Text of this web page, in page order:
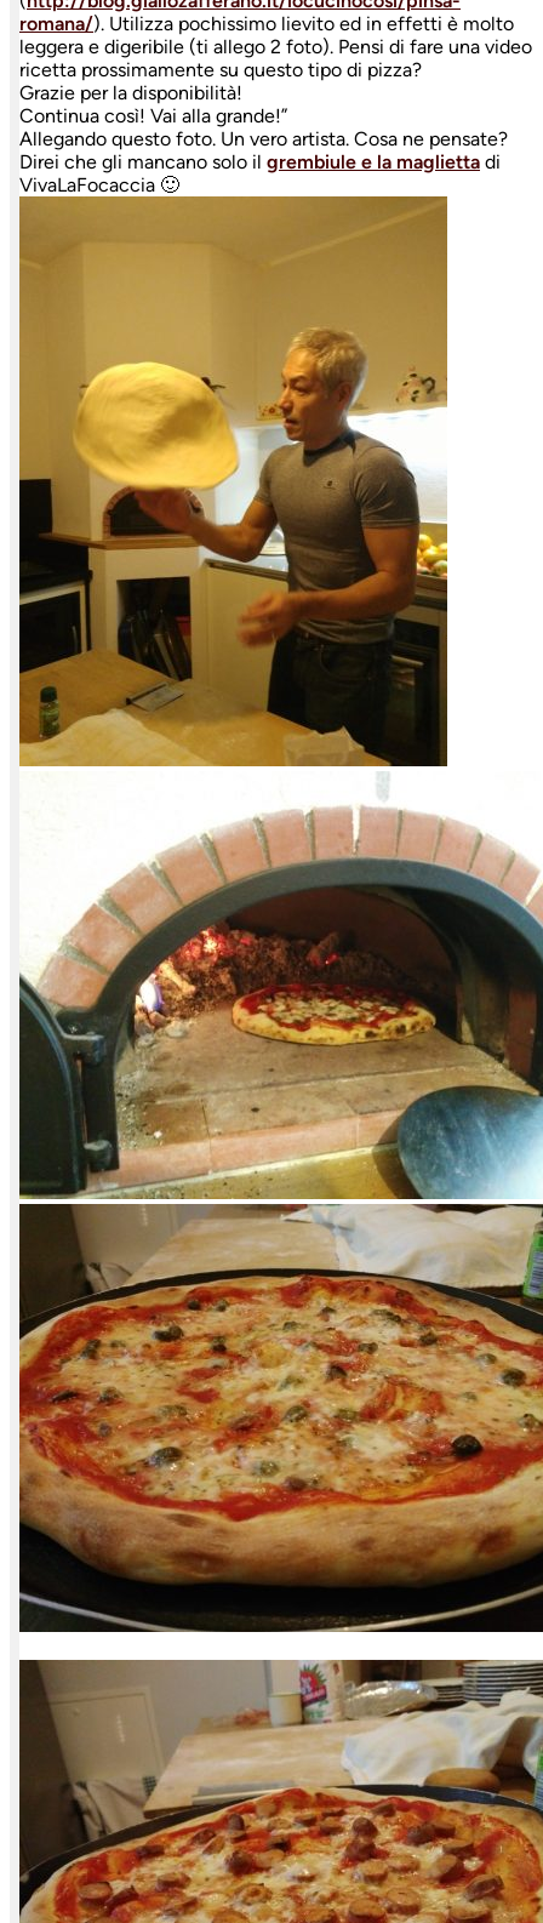
romana/). Utilizza pochissimo lievito ed in effetti è molto
leggera e digeribile (ti allego 2 foto). Pensi di fare una video
ricetta prossimamente su questo tipo di pizza?
Grazie per la disponibilità!
Continua così! Vai alla grande!”
Allegando questo foto. Un vero artista. Cosa ne pensate?
Direi che gli mancano solo il grembiule e la maglietta di
VivaLaFocaccia 🙂